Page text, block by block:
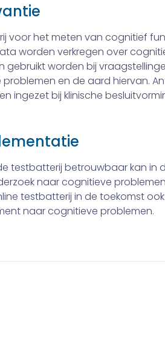
voor het meten van cognitief
wor­den verkregen over
gebruikt worden bij
en de aard hiervan.
ingezet bij klinische
testbatterij betrouwbaar kan in
naar cognitieve
testbatterij in de toekomst
naar cognitieve problemen.